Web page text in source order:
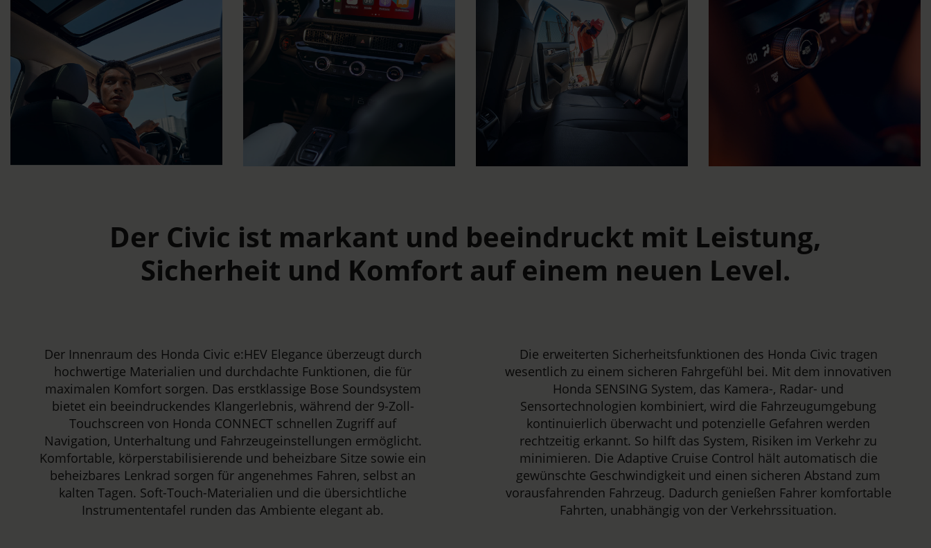
Der Civic ist markant und beeindruckt mit Leistung,
Sicherheit und Komfort auf einem neuen Level.
Der Innenraum des Honda Civic e:HEV Elegance überzeugt durch
hochwertige Materialien und durchdachte Funktionen, die für
maximalen Komfort sorgen. Das erstklassige Bose Soundsystem
bietet ein beeindruckendes Klangerlebnis, während der 9-Zoll-
Touchscreen von Honda CONNECT schnellen Zugriff auf
Navigation, Unterhaltung und Fahrzeugeinstellungen ermöglicht.
Komfortable, körperstabilisierende und beheizbare Sitze sowie ein
beheizbares Lenkrad sorgen für angenehmes Fahren, selbst an
kalten Tagen. Soft-Touch-Materialien und die übersichtliche
Instrumententafel runden das Ambiente elegant ab.
Die erweiterten Sicherheitsfunktionen des Honda Civic tragen
wesentlich zu einem sicheren Fahrgefühl bei. Mit dem innovativen
Honda SENSING System, das Kamera-, Radar- und
Sensortechnologien kombiniert, wird die Fahrzeugumgebung
kontinuierlich überwacht und potenzielle Gefahren werden
rechtzeitig erkannt. So hilft das System, Risiken im Verkehr zu
minimieren. Die Adaptive Cruise Control hält automatisch die
gewünschte Geschwindigkeit und einen sicheren Abstand zum
vorausfahrenden Fahrzeug. Dadurch genießen Fahrer komfortable
Fahrten, unabhängig von der Verkehrssituation.